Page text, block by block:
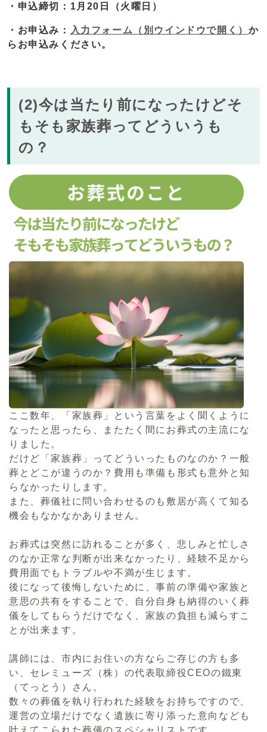
・申込締切：1月20日（火曜日）
・お申込み： 入力フォーム （別ウインドウで開く） か
らお申込みください。
(2)今は当たり前になったけどそ
もそも家族葬ってどういうも
の？
ここ数年、「家族葬」という言葉をよく聞くように
なったと思ったら、またたく間にお葬式の主流にな
りました。
だけど「家族葬」ってどういったものなのか？一般
葬とどこが違うのか？費用も準備も形式も意外と知
らなかったりします。
また、葬儀社に問い合わせるのも敷居が高くて知る
機会もなかなかありません。
お葬式は突然に訪れることが多く、悲しみと忙しさ
のなか正常な判断が出来なかったり、経験不足から
費用面でもトラブルや不満が生じます。
後になって後悔しないために、事前の準備や家族と
意思の共有をすることで、自分自身も納得のいく葬
儀をしてもらうだけでなく、家族の負担も減らすこ
とが出来ます。
講師には、市内にお住いの方ならご存じの方も多
い、セレミューズ（株）の代表取締役CEOの鐵東
（てっとう）さん。
数々の葬儀を執り行われた経験をお持ちですので、
運営の立場だけでなく遺族に寄り添った意向なども
叶えてこられた葬儀のスペシャリストです。